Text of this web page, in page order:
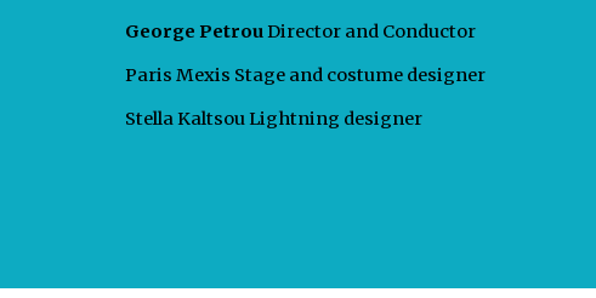
George PetrouDirector and Conductor
Paris Mexis Stage and costume designer
Stella Kaltsou Lightning designer